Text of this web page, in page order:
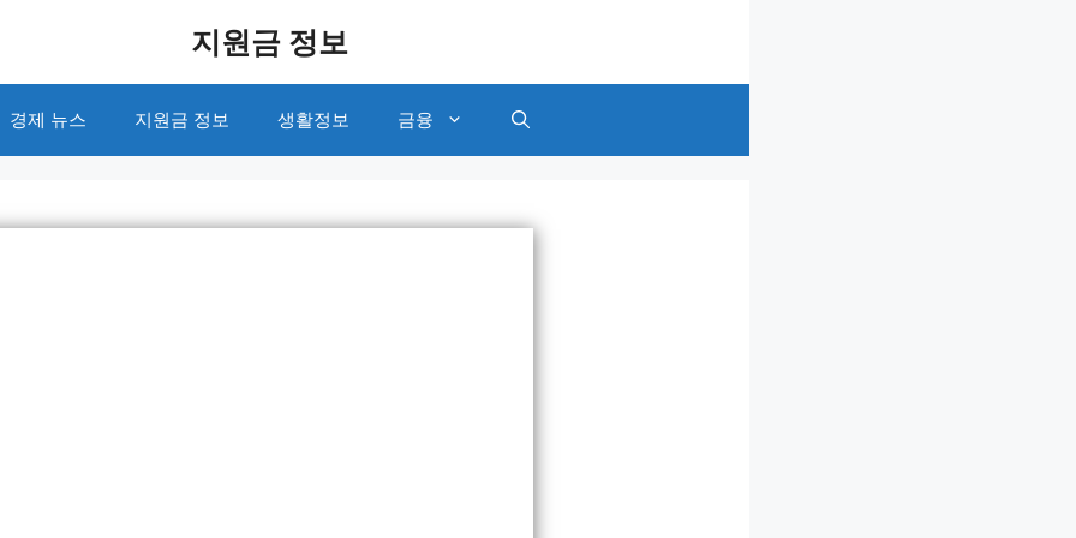
지원금 정보
경제 뉴스 지원금 정보 생활정보 금융